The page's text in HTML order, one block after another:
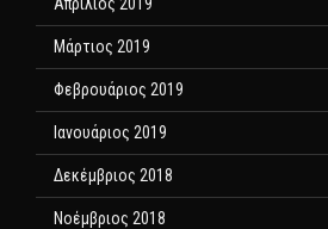
Μάρτιος 2019
Φεβρουάριος 2019
Ιανουάριος 2019
Δεκέμβριος 2018
Νοέμβριος 2018